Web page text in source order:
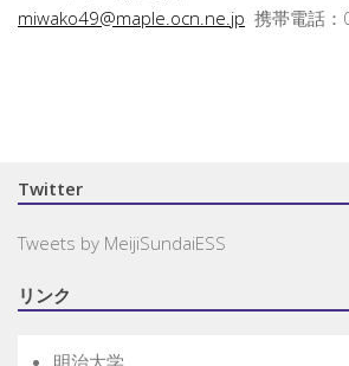
miwako49@maple.ocn.ne.jp 携帯電話
Twitter
Tweets by MeijiSundaiESS
リンク
明治大学